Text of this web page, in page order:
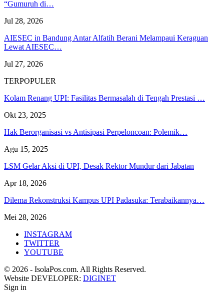
“Gumuruh di…
Jul 28, 2026
AIESEC in Bandung Antar Alfatih Berani Melampaui Keraguan
Lewat AIESEC…
Jul 27, 2026
TERPOPULER
Kolam Renang UPI: Fasilitas Bermasalah di Tengah Prestasi …
Okt 23, 2025
Hak Berorganisasi vs Antisipasi Perpeloncoan: Polemik…
Agu 15, 2025
LSM Gelar Aksi di UPI, Desak Rektor Mundur dari Jabatan
Apr 18, 2026
Dilema Rekonstruksi Kampus UPI Padasuka: Terabaikannya…
Mei 28, 2026
INSTAGRAM
TWITTER
YOUTUBE
© 2026 - IsolaPos.com. All Rights Reserved.
Website DEVELOPER: DIGINET
Sign in